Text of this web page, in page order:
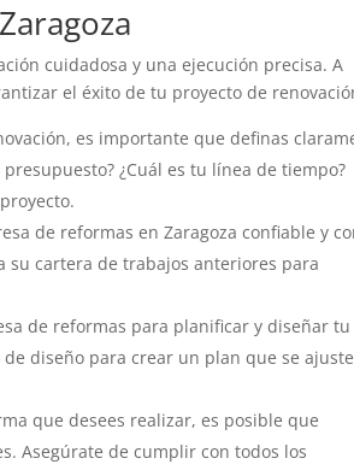
cuidadosa y una ejecución precisa. A
el éxito de tu proyecto de
es importante que definas
¿Cuál es tu línea de tiempo?
de reformas en Zaragoza confiable y
su cartera de trabajos anteriores para
de reformas para planificar y diseñar tu
diseño para crear un plan que se
que desees realizar, es posible que
Asegúrate de cumplir con todos los